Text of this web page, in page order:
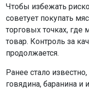
Чтобы избежать
советует покупать
торговых точках,
товар. Контроль за
продолжается.
Ранее стало
говядина, баранина и